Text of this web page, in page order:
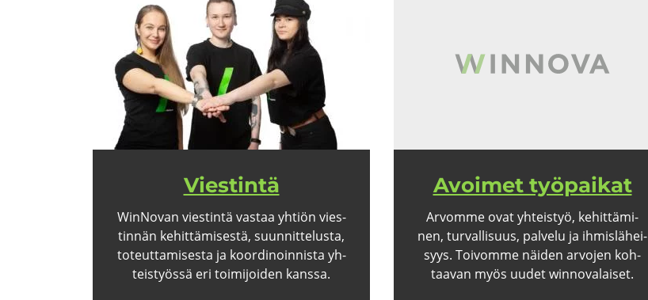
Vies­tin­tä
WinNovan vies­tin­tä vas­taa yh­tiön vies­
tin­nän ke­hit­tä­mi­ses­tä, suun­nit­te­lus­ta,
to­teut­ta­mi­ses­ta ja koor­di­noin­nis­ta yh­
teis­työs­sä eri toi­mi­joi­den kans­sa.
Avoi­met työ­pai­kat
Ar­vom­me ovat yh­teis­työ, ke­hit­tä­mi­
nen, tur­val­li­suus, pal­ve­lu ja ih­mis­lä­hei­
syys. Toi­vom­me näi­den ar­vo­jen koh­
taa­van myös uudet winnovalaiset.